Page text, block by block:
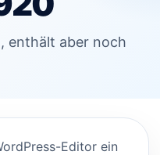
enthält aber noch
Editor ein